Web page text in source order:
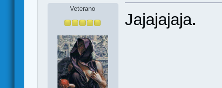
Veterano
Jajajajaja.